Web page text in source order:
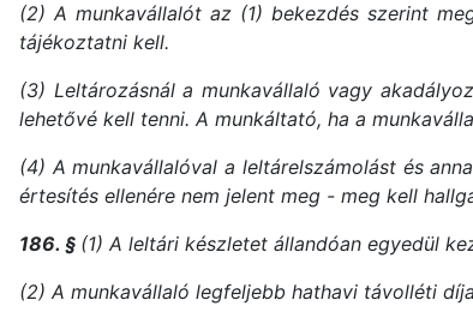
(2) A munkavállalót az (1) bekezdés szerint
tájékoztatni kell.
(3) Leltározásnál a munkavállaló vagy
lehetővé kell tenni. A munkáltató, ha a
(4) A munkavállalóval a leltárelszámolást és
értesítés ellenére nem jelent meg - meg kell
186. § (1) A leltári készletet állandóan egyedül
(2) A munkavállaló legfeljebb hathavi távolléti